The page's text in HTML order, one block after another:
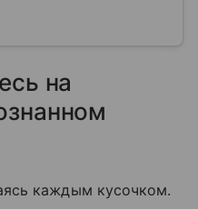
на
каждым кусочком.